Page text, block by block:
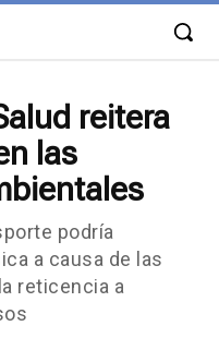
reitera
las
podría
a causa de las
reticencia a